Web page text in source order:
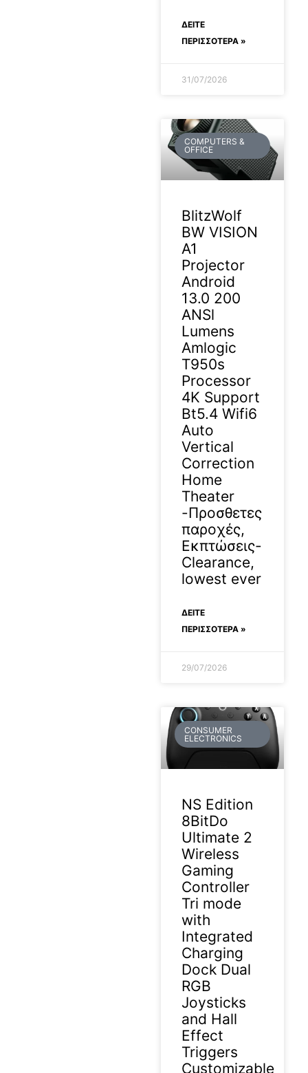
ΔΕΊΤΕ
ΠΕΡΙΣΣΟΤΕΡΑ »
31/07/2026
COMPUTERS &
OFFICE
BlitzWolf
BW VISION
A1
Projector
Android
13.0 200
ANSl
Lumens
Amlogic
T950s
Processor
4K Support
Bt5.4 Wifi6
Auto
Vertical
Correction
Home
Theater
-Προσθετες
παροχές,
Εκπτώσεις-
Clearance,
lowest ever
ΔΕΊΤΕ
ΠΕΡΙΣΣΟΤΕΡΑ »
29/07/2026
CONSUMER
ELECTRONICS
NS Edition
8BitDo
Ultimate 2
Wireless
Gaming
Controller
Tri mode
with
Integrated
Charging
Dock Dual
RGB
Joysticks
and Hall
Effect
Triggers
Customizable